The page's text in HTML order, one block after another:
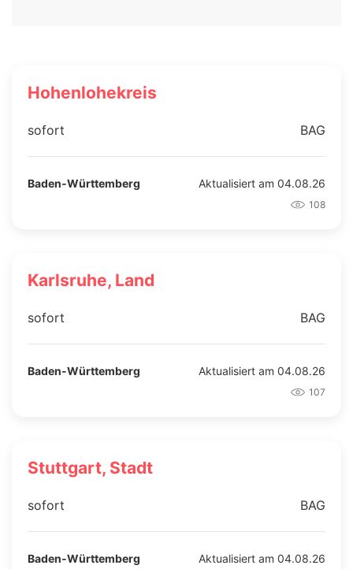
Hohenlohekreis
sofort BAG
Baden-Württemberg Aktualisiert am 04.08.26
108
Karlsruhe, Land
sofort BAG
Baden-Württemberg Aktualisiert am 04.08.26
107
Stuttgart, Stadt
sofort BAG
Baden-Württemberg Aktualisiert am 04.08.26